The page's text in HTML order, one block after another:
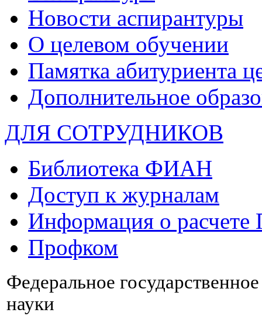
Новости аспирантуры
О целевом обучении
Памятка абитуриента
Дополнительное
ДЛЯ СОТРУДНИКОВ
Библиотека ФИАН
Доступ к журналам
Информация о
Профком
Федеральное
науки